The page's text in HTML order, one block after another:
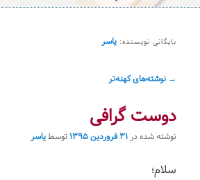
بایگانی نویسنده:یاسر
ناوبری
→ نوشته‌های کهنه‌تر
دوست گرافی
نوشته شده در۳۱ فروردین ۱۳۹۵ توسطیاسر
سلام؛